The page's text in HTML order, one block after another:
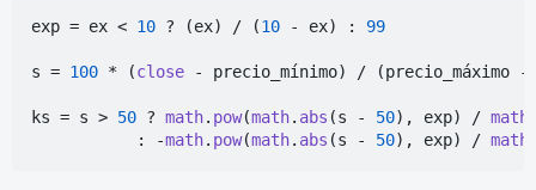
exp = ex < 10 ? (ex) / (10 - ex) : 99
s = 100 * (close - precio_mínimo) / (precio_máximo -
ks = s > 50 ? math. pow(math. abs (s - 50), exp) / math
           : -
math. pow(math. abs (s - 50), exp) / math